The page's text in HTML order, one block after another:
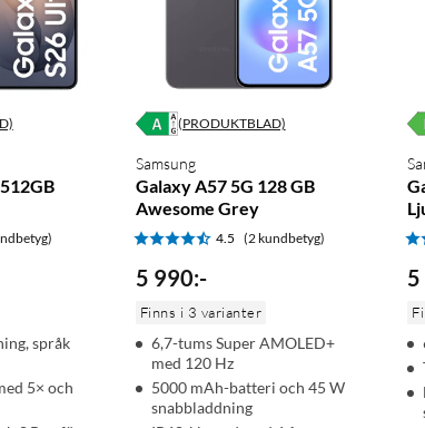
zoom (med OIS). 200 MP huvudkamera ger hög
nära motiv på avstånd utan att förlita sig lika
på kvällen eller inomhus. Med AI-bildbehandling
blir mer användbara utan att du behöver extra
ger hög prestanda för spel, multitasking, kamera och
du gör mycket samtidigt.
språk
5× och
(PRODUKTBLAD)
Samsung
Galaxy A57 5G 128 GB
Awesome Grey
4.5 (2 kundbetyg)
5 990:-
Finns i 3 varianter
6,7-tums Super AMOLED+
med 120 Hz
5000 mAh-batteri och 45 W
snabbladdning